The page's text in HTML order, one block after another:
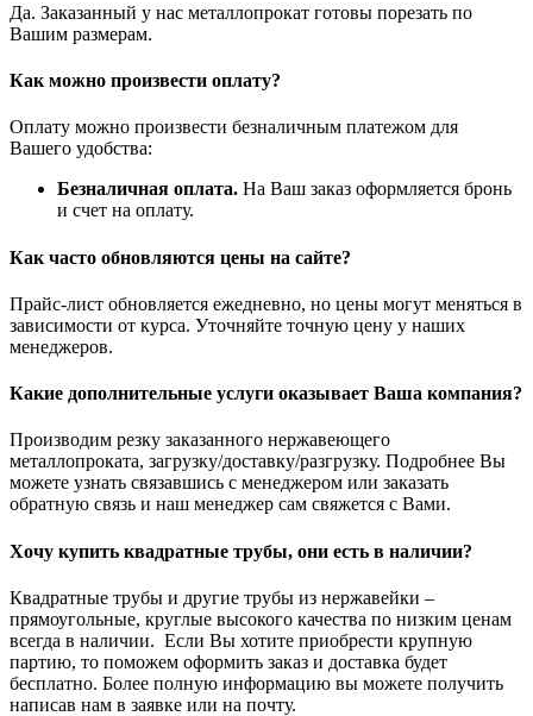
Да. Заказанный у нас металлопрокат готовы порезать по
Вашим размерам.
Как можно произвести оплату?
Оплату можно произвести безналичным платежом для
Вашего удобства:
Безналичная оплата. На Ваш заказ оформляется бронь
и счет на оплату.
Как часто обновляются цены на сайте?
Прайс-лист обновляется ежедневно, но цены могут меняться в
зависимости от курса. Уточняйте точную цену у наших
менеджеров.
Какие дополнительные услуги оказывает Ваша компания?
Производим резку заказанного нержавеющего
металлопроката, загрузку/доставку/разгрузку. Подробнее Вы
можете узнать связавшись с менеджером или заказать
обратную связь и наш менеджер сам свяжется с Вами.
Хочу купить квадратные трубы, они есть в наличии?
Квадратные трубы и другие трубы из нержавейки –
прямоугольные, круглые высокого качества по низким ценам
всегда в наличии. Если Вы хотите приобрести крупную
партию, то поможем оформить заказ и доставка будет
бесплатно. Более полную информацию вы можете получить
написав нам в заявке или на почту.